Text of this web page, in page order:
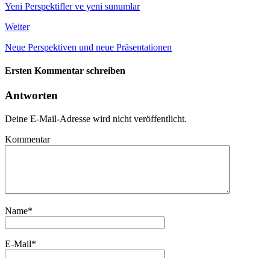
Yeni Perspektifler ve yeni sunumlar
Weiter
Neue Perspektiven und neue Präsentationen
Ersten Kommentar schreiben
Antworten
Deine E-Mail-Adresse wird nicht veröffentlicht.
Kommentar
Name*
E-Mail*